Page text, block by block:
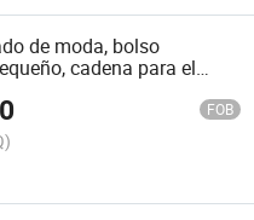
de moda, bolso
cadena para el
FOB